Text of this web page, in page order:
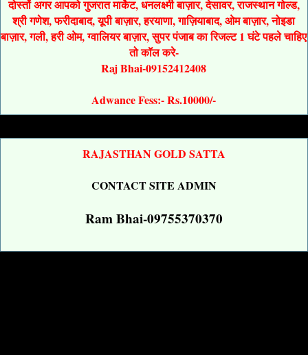
दोस्तों अगर आपको गुजरात मार्केट, धनलक्ष्मी बाज़ार, देसावर, राजस्थान गोल्ड,
श्री गणेश, फरीदाबाद, यूपी बाज़ार, हरयाणा, गाज़ियाबाद, ओम बाज़ार, नोइडा
बाज़ार, गली, हरी ओम, ग्वालियर बाज़ार, सुपर पंजाब का रिजल्ट 1 घंटे पहले चाहिए
तो कॉल करे-
Raj Bhai-09152412408
Adwance Fess:- Rs.10000/-
RAJASTHAN GOLD SATTA
CONTACT SITE ADMIN
Ram Bhai-09755370370